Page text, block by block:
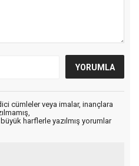
cümleler veya imalar, inançlara
harflerle yazılmış yorumlar